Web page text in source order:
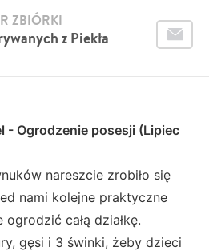
z Piekła
ZBIÓRKI
- Ogrodzenie posesji (Lipiec
nareszcie zrobiło się
nami kolejne praktyczne
całą działkę.
gęsi i 3 świnki, żeby dzieci